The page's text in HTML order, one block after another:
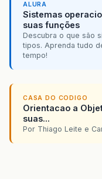
ALURA
Sistemas
suas funções
Descubra o que são
tipos. Aprenda tudo
tempo!
CASA DO CODIGO
Orientacao a
suas...
Por Thiago Leite e